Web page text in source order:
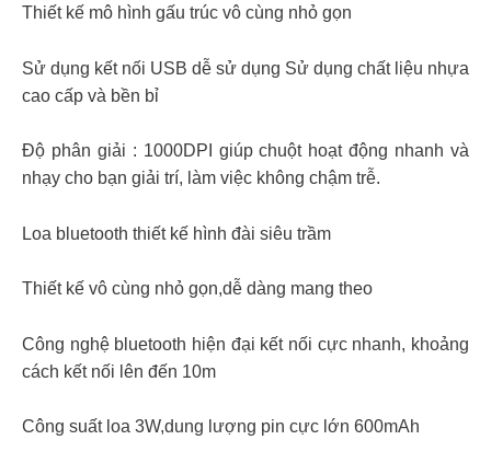
Thiết kế mô hình gấu trúc vô cùng nhỏ gọn
Sử dụng kết nối USB dễ sử dụng Sử dụng chất liệu nhựa
cao cấp và bền bỉ
Độ phân giải : 1000DPI giúp chuột hoạt động nhanh và
nhạy cho bạn giải trí, làm việc không chậm trễ.
Loa bluetooth thiết kế hình đài siêu trầm
Thiết kế vô cùng nhỏ gọn,dễ dàng mang theo
Công nghệ bluetooth hiện đại kết nối cực nhanh, khoảng
cách kết nối lên đến 10m
Công suất loa 3W,dung lượng pin cực lớn 600mAh